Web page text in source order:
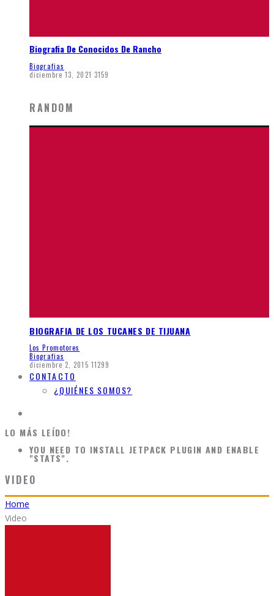
Biografia De Conocidos De Rancho
Biografias
diciembre 13, 2021 3159
RANDOM
BIOGRAFIA DE LOS TUCANES DE TIJUANA
Los Promotores
Biografias
diciembre 2, 2015 11299
CONTACTO
¿QUIÉNES SOMOS?
LO MÁS LEÍDO!
YOU NEED TO INSTALL JETPACK PLUGIN AND ENABLE
"STATS".
VIDEO
Home
Video